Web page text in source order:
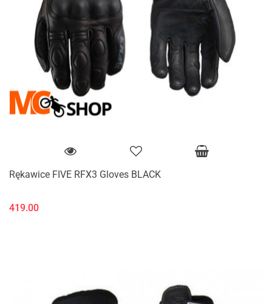
Rękawice FIVE RFX3 Gloves BLACK
419.00